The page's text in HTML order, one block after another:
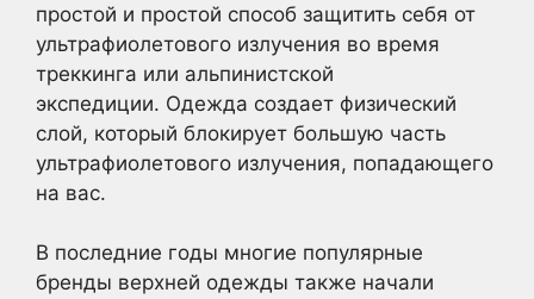
простой и простой способ защитить себя от
ультрафиолетового излучения во время
треккинга или альпинистской
экспедиции. Одежда создает физический
слой, который блокирует большую часть
ультрафиолетового излучения, попадающего
на вас.
В последние годы многие популярные
бренды верхней одежды также начали